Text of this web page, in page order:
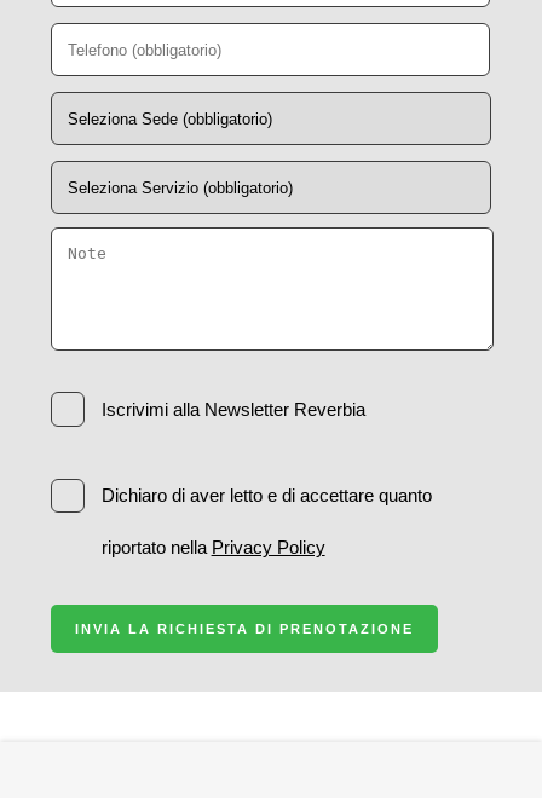
Iscrivimi alla Newsletter Reverbia
Dichiaro di aver letto e di accettare quanto
riportato nella Privacy Policy
INVIA LA RICHIESTA DI PRENOTAZIONE